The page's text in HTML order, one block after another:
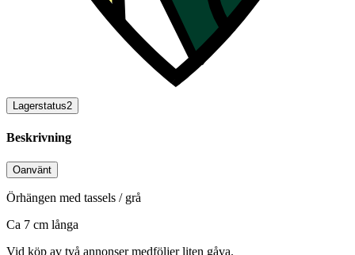
Lagerstatus2
Beskrivning
Oanvänt
Örhängen med tassels / grå
Ca 7 cm långa
Vid köp av två annonser medföljer liten gåva.